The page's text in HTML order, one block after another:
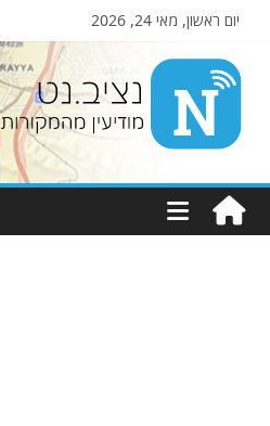
יום ראשון, מאי 24, 2026
Nziv.net
מודיעין
מהמקורות